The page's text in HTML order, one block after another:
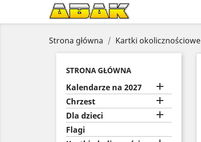
Strona główna Kartki okolicznościowe
STRONA GŁÓWNA
Kalendarze na 2027 
Chrzest 
Dla dzieci 
Flagi